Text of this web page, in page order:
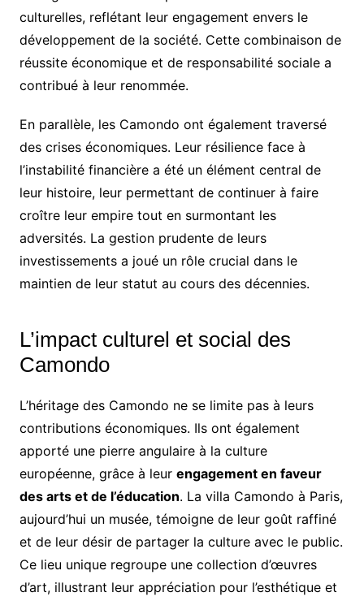
culturelles, reflétant leur engagement envers le
développement de la société. Cette combinaison de
réussite économique et de responsabilité sociale a
contribué à leur renommée.
En parallèle, les Camondo ont également traversé
des crises économiques. Leur résilience face à
l’instabilité financière a été un élément central de
leur histoire, leur permettant de continuer à faire
croître leur empire tout en surmontant les
adversités. La gestion prudente de leurs
investissements a joué un rôle crucial dans le
maintien de leur statut au cours des décennies.
L’impact culturel et social des
Camondo
L’héritage des Camondo ne se limite pas à leurs
contributions économiques. Ils ont également
apporté une pierre angulaire à la culture
européenne, grâce à leur engagement en faveur
des arts et de l’éducation. La villa Camondo à Paris,
aujourd’hui un musée, témoigne de leur goût raffiné
et de leur désir de partager la culture avec le public.
Ce lieu unique regroupe une collection d’œuvres
d’art, illustrant leur appréciation pour l’esthétique et